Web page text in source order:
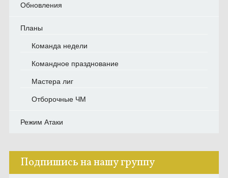
Обновления
Планы
Команда недели
Командное празднование
Мастера лиг
Отборочные ЧМ
Режим Атаки
Подпишись на нашу группу